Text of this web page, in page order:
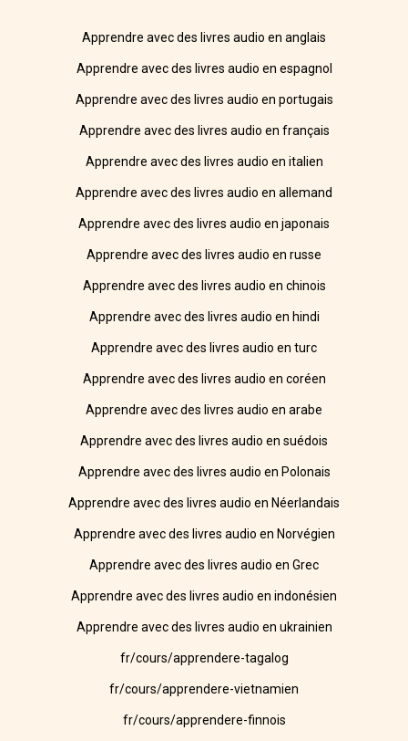
Apprendre avec des livres audio en anglais
Apprendre avec des livres audio en espagnol
Apprendre avec des livres audio en portugais
Apprendre avec des livres audio en français
Apprendre avec des livres audio en italien
Apprendre avec des livres audio en allemand
Apprendre avec des livres audio en japonais
Apprendre avec des livres audio en russe
Apprendre avec des livres audio en chinois
Apprendre avec des livres audio en hindi
Apprendre avec des livres audio en turc
Apprendre avec des livres audio en coréen
Apprendre avec des livres audio en arabe
Apprendre avec des livres audio en suédois
Apprendre avec des livres audio en Polonais
Apprendre avec des livres audio en Néerlandais
Apprendre avec des livres audio en Norvégien
Apprendre avec des livres audio en Grec
Apprendre avec des livres audio en indonésien
Apprendre avec des livres audio en ukrainien
fr/cours/apprendere-tagalog
fr/cours/apprendere-vietnamien
fr/cours/apprendere-finnois